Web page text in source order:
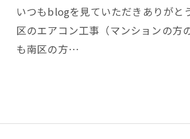
いつもblogを見ていただきありがと
区のエアコン工事（マンションの方
も南区の方…